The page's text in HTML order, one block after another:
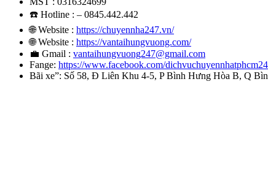
☎️ Hotline : – 0845.442.442
🌐 Website : https://chuyennha247.vn/
🌐 Website : https://vantaihungvuong.com/
💼 Gmail : vantaihungvuong247@gmail.com
Fange: https://www.facebook.com/
Bãi xe”: Số 58, Đ Liên Khu 4-5, P Bình Hưng Hòa B, Q